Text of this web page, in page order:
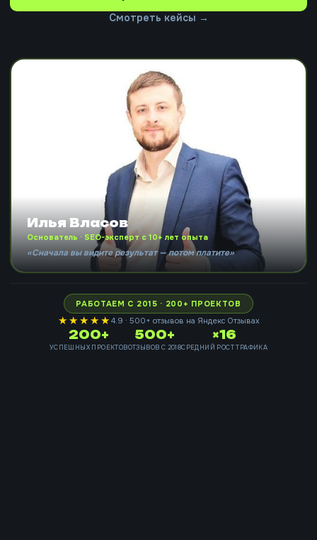
Смотреть кейсы →
Илья Власов
Основатель · SEO-эксперт с 10+ лет опыта
«Сначала вы видите результат — потом платите»
РАБОТАЕМ С 2015 · 200+ ПРОЕКТОВ
★★★★★ 4.9 · 500+ отзывов на Яндекс Отзывах
200+
УСПЕШНЫХ ПРОЕКТОВ
500+
ОТЗЫВОВ С 2018
×16
СРЕДНИЙ РОСТ ТРАФИКА